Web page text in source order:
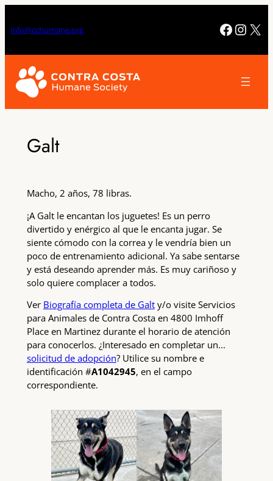
al
contenido
info@cchumane.org X
Galt
Macho, 2 años, 78 libras.
¡A Galt le encantan los juguetes! Es un perro
divertido y enérgico al que le encanta jugar. Se
siente cómodo con la correa y le vendría bien un
poco de entrenamiento adicional. Ya sabe sentarse
y está deseando aprender más. Es muy cariñoso y
solo quiere complacer a todos.
Ver Biografía completa de Galty/o visite Servicios
para Animales de Contra Costa en 4800 Imhoff
Place en Martinez durante el horario de atención
para conocerlos. ¿Interesado en completar un...
solicitud de adopción? Utilice su nombre e
identificación #A1042945, en el campo
correspondiente.